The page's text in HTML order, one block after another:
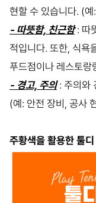
현할 수 있습니다. (
- 따뜻함, 친근함: 따
적입니다. 또한, 식욕
푸드점이나 레스토랑
- 경고, 주의: 주의와
(예: 안전 장비, 공사
주황색을 활용한 툴